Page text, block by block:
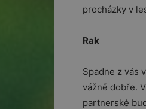
procházky v
Rak
Spadne z vás
vážně dobře.
partnerské